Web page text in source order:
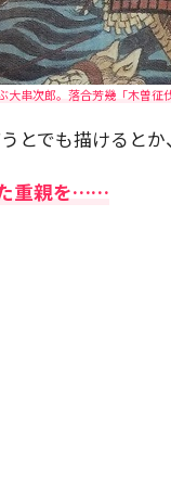
大串次郎。落合芳幾「木曽征
とでも描けると
重親を……